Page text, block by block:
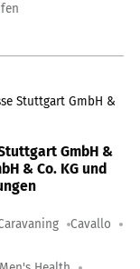
Stuttgart GmbH &
GmbH &
& Co. KG und
Cavallo